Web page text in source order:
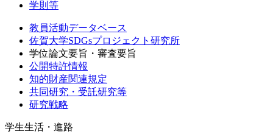
学則等
教員活動データベース
佐賀大学SDGsプロジェクト研究所
学位論文要旨・審査要旨
公開特許情報
知的財産関連規定
共同研究・受託研究等
研究戦略
学生生活・進路